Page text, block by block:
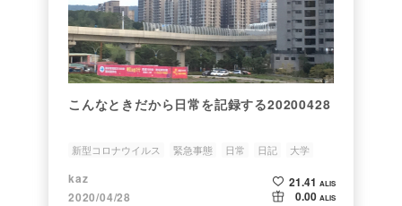
こんなときだから日常を記録する20200428
新型コロナウイルス 緊急事態 日常 日記 大学
kaz
2020/04/28
21.41 ALIS
0.00 ALIS